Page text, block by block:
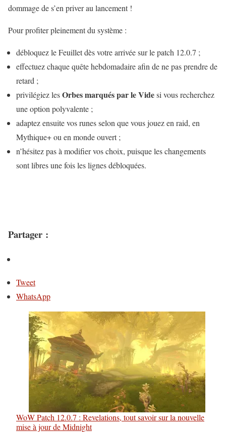
dommage de s’en priver au lancement !
Pour profiter pleinement du système :
débloquez le Feuillet dès votre arrivée sur le patch 12.0.7 ;
effectuez chaque quête hebdomadaire afin de ne pas prendre de
retard ;
privilégiez lesOrbes marqués par le Videsi vous recherchez
une option polyvalente ;
adaptez ensuite vos runes selon que vous jouez en raid, en
Mythique+ ou en monde ouvert ;
n’hésitez pas à modifier vos choix, puisque les changements
sont libres une fois les lignes débloquées.
Partager :
Tweet
WhatsApp
WoW Patch 12.0.7 : Revelations, tout savoir sur la nouvelle
mise à jour de Midnight